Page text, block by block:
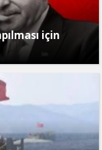
için